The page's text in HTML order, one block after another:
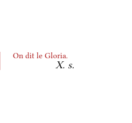
On dit le Gloria.
X. s.